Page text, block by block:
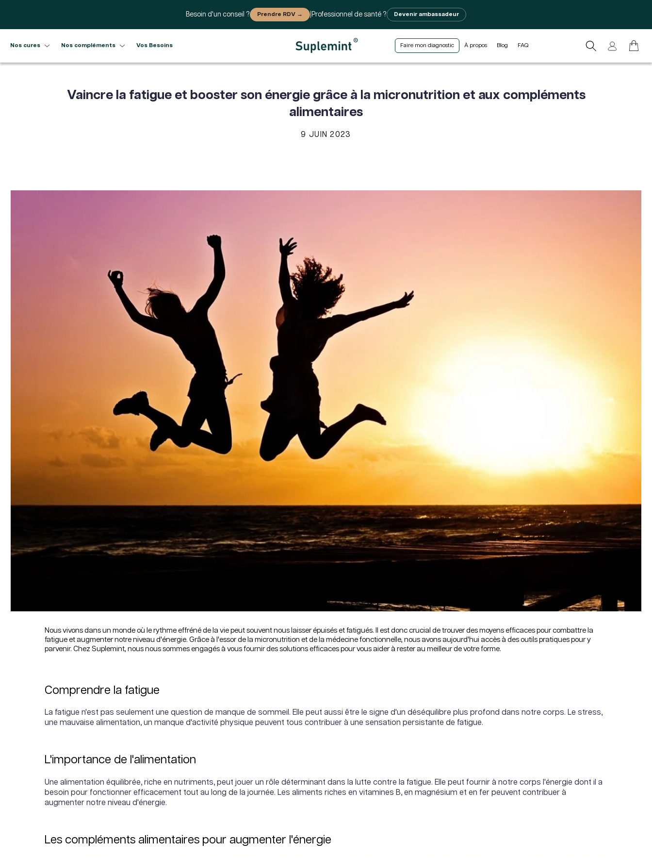
Besoin d'un conseil ? Prendre RDV → Professionnel de santé ? Devenir ambassadeur
Nos cures Nos compléments Vos Besoins Faire mon diagnostic À propos Blog FAQ
u
Connexion Panier
Vaincre la fatigue et booster son énergie grâce à la micronutrition et aux compléments
alimentaires
9 JUIN 2023
Nous vivons dans un monde où le rythme effréné de la vie peut souvent nous laisser épuisés et fatigués. Il est donc crucial de trouver des moyens efficaces pour combattre la
fatigue et augmenter notre niveau d'énergie. Grâce à l'essor de la micronutrition et de la médecine fonctionnelle, nous avons aujourd'hui accès à des outils pratiques pour y
parvenir. Chez Suplemint, nous nous sommes engagés à vous fournir des solutions efficaces pour vous aider à rester au meilleur de votre forme.
Comprendre la fatigue
La fatigue n'est pas seulement une question de manque de sommeil. Elle peut aussi être le signe d'un déséquilibre plus profond dans notre corps. Le stress,
une mauvaise alimentation, un manque d'activité physique peuvent tous contribuer à une sensation persistante de fatigue.
L'importance de l'alimentation
Une alimentation équilibrée, riche en nutriments, peut jouer un rôle déterminant dans la lutte contre la fatigue. Elle peut fournir à notre corps l'énergie dont il a
besoin pour fonctionner efficacement tout au long de la journée. Les aliments riches en vitamines B, en magnésium et en fer peuvent contribuer à
augmenter notre niveau d'énergie.
Les compléments alimentaires pour augmenter l'énergie